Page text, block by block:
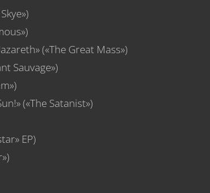
(«The Great Mass»)
Sauvage»)
(«The Satanist»)
EP)